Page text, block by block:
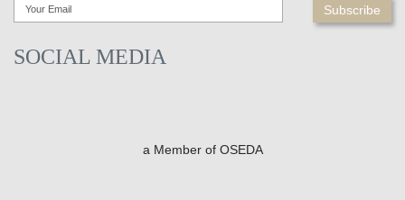
SOCIAL MEDIA
a Member of OSEDA